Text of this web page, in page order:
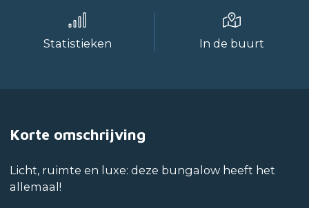
Statistieken In de buurt
Korte omschrijving
Licht, ruimte en luxe: deze bungalow heeft het
allemaal!